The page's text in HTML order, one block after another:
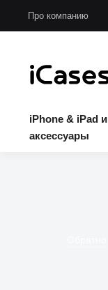
Про компанию
iPhone & iPad и
аксессуары